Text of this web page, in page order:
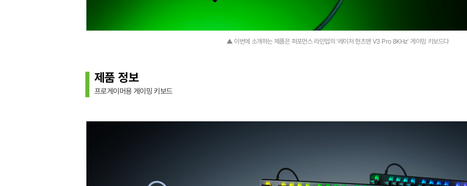
▲ 이번에 소개하는 제품은 퍼포먼스 라인업의 '레이저 헌츠맨 V3 Pro 8KHz' 게이밍 키보드다
제품 정보
프로게이머용 게이밍 키보드